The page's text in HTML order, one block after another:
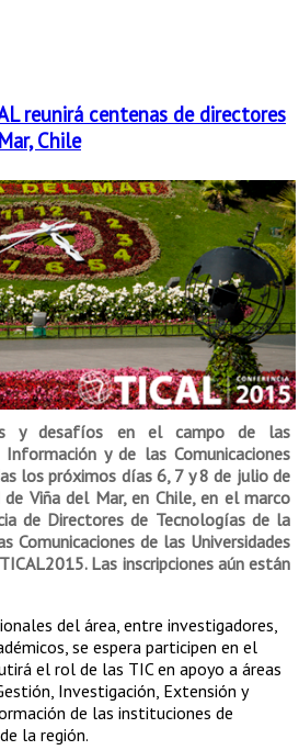
reunirá centenas de directores
Chile
y desafíos en el campo de las
y de las Comunicaciones
los próximos días 6, 7 y 8 de julio de
Viña del Mar, en Chile, en el marco
de Directores de Tecnologías de la
Comunicaciones de las Universidades
Las inscripciones aún están
del área, entre investigadores,
se espera participen en el
el rol de las TIC en apoyo a áreas
Investigación, Extensión y
de las instituciones de
la región.